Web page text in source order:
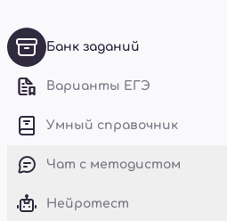
Банк заданий
Варианты ЕГЭ
Умный справочник
Чат с методистом
Нейротест